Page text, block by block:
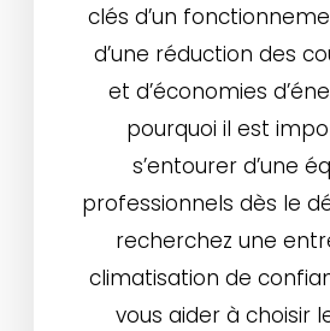
clés d’un
d’une réduction des
et d’économies
pourquoi il est
s’entourer d’une
professionnels dès le
recherchez une
climatisation de
vous aider à choisir